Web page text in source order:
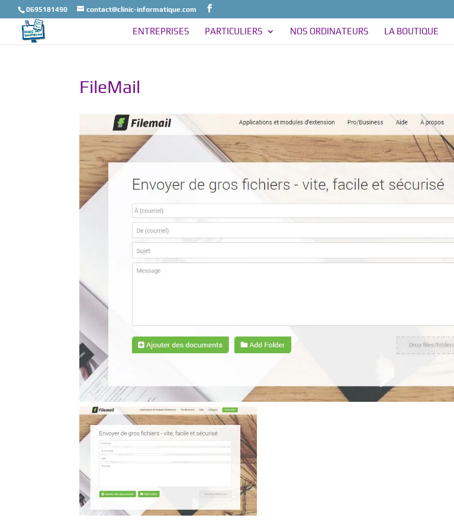
0695181490 contact@clinic-informatique.com
ENTREPRISES PARTICULIERS NOS ORDINATEURS LA BOUTIQUE
FileMail